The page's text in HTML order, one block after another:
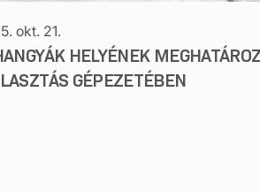
okt. 21.
HELYÉNEK
GÉPEZETÉBEN